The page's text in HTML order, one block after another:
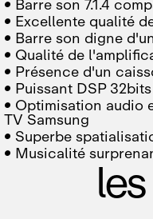
 Excellente qualité
 Barre son digne
 Qualité de
 Présence d'un
 Puissant DSP
 Optimisation audio
TV Samsung
 Superbe
 Musicalité